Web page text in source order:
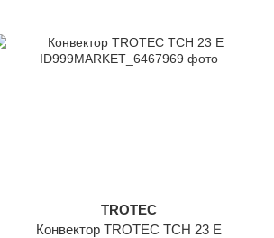
TROTEC
Конвектор TROTEC TCH 23 E